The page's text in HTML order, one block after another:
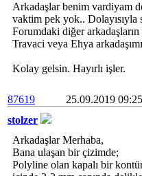
Arkadaşlar benim vardiyam
vaktim pek yok.. Dolayısıyla
Forumdaki diğer arkadaşların
Travaci veya Ehya
Kolay gelsin. Hayırlı işler.
87619
25.09.2019
stolzer
Arkadaşlar Merhaba,
Bana ulaşan bir çizimde;
Polyline olan kapalı bir